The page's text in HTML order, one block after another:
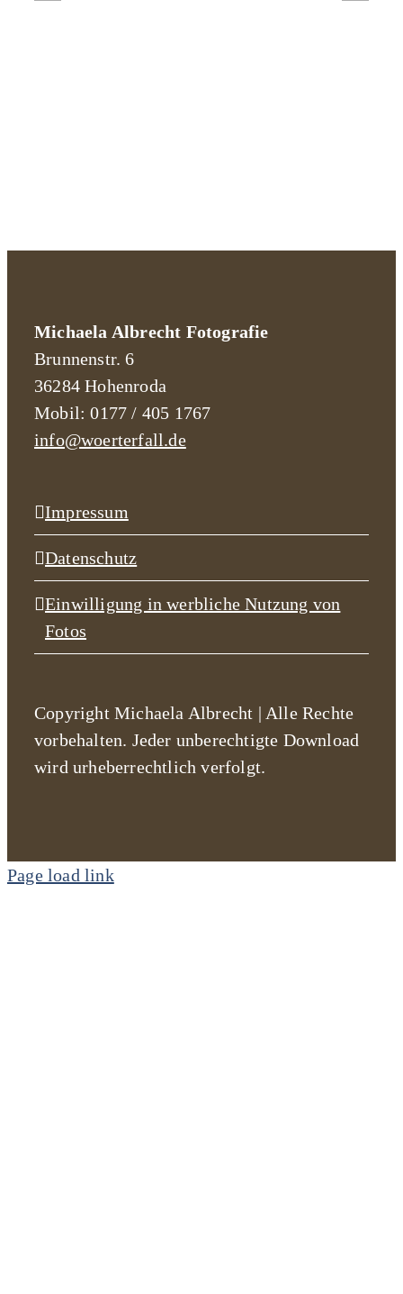
Michaela Albrecht Fotografie
Brunnenstr. 6
36284 Hohenroda
Mobil: 0177 / 405 1767
info@woerterfall.de
Impressum
Datenschutz
Einwilligung in werbliche Nutzung von
Fotos
Copyright Michaela Albrecht | Alle Rechte
vorbehalten. Jeder unberechtigte Download
wird urheberrechtlich verfolgt.
Page load link